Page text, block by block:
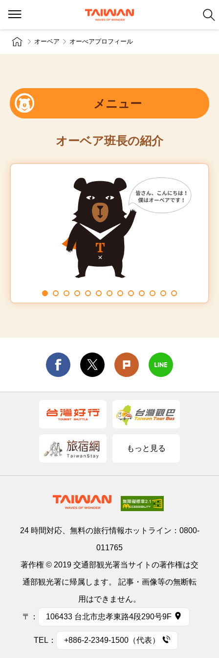
オーベア オーべアプロフィール
メニュー
オーベア班長の紹介
もっと見る
24 時間対応、無料の旅行情報ホットライン： 0800-
011765
著作権 © 2019 交通部観光署当サイトの著作権は交
通部観光署に帰属します。 記事・画像等の無断転
用はできません。
〒： 106433 台北市忠孝東路4段290号9F
TEL： +886-2-2349-1500（代表）